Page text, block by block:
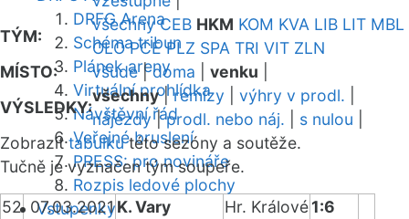
DRFG Arena
Schéma tribun
Plánek areny
Virtuální prohlídka
Návštěvní řád
Veřejné bruslení
PRESS: pro novináře
Rozpis ledové plochy
Vstupenky
TÝM:
všechny CEB HKM KOM KVA LIB LIT MBL
OLO PCE PLZ SPA TRI VIT ZLN
MÍSTO:
všude|doma venku
VÝSLEDKY:
všechny|remízy výhry v prodl.
nájezdy|prodl. nebo náj. s nulou
Zobrazittabulkutéto sezóny a soutěže.
Tučně je vyznačen tým soupeře.
52 07.03.2021K. Vary Hr. Králové1:6